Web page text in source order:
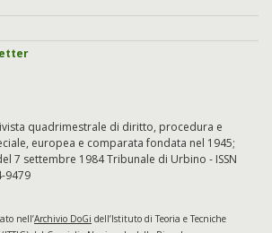
quadrimestrale di diritto, procedura e
europea e comparata fondata nel 1945;
7 settembre 1984 Tribunale di Urbino - ISSN
9479
nell’Archivio DoGi dell’Istituto di Teoria e Tecniche